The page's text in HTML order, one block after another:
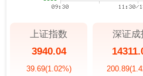
上证指数
3940.04
39.69(1.02%)
深证成
200.89